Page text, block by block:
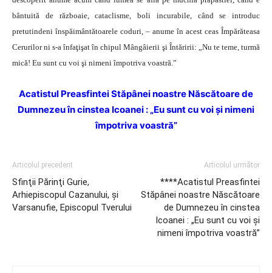
bântuită de războaie, cataclisme, boli incurabile, când se introduc
pretutindeni înspăimântătoarele coduri, – anume în acest ceas Împărăteasa
Cerurilor ni s-a înfaţişat în chipul Mângâierii şi Întăririi: „Nu te teme, turmă
mică! Eu sunt cu voi şi nimeni împotriva voastră.”
Acatistul Preasfintei Stăpânei noastre Născătoare de
Dumnezeuîn cinstea Icoanei : „Eu sunt cu voi şi nimeni
împotriva voastră”
Articolul precedent
Sfinţii Părinţi Gurie,
Arhiepiscopul Cazanului, şi
Varsanufie, Episcopul Tverului
Articolul următor
****Acatistul Preasfintei
Stăpânei noastre Născătoare
de Dumnezeu în cinstea
Icoanei : „Eu sunt cu voi şi
nimeni împotriva voastră”